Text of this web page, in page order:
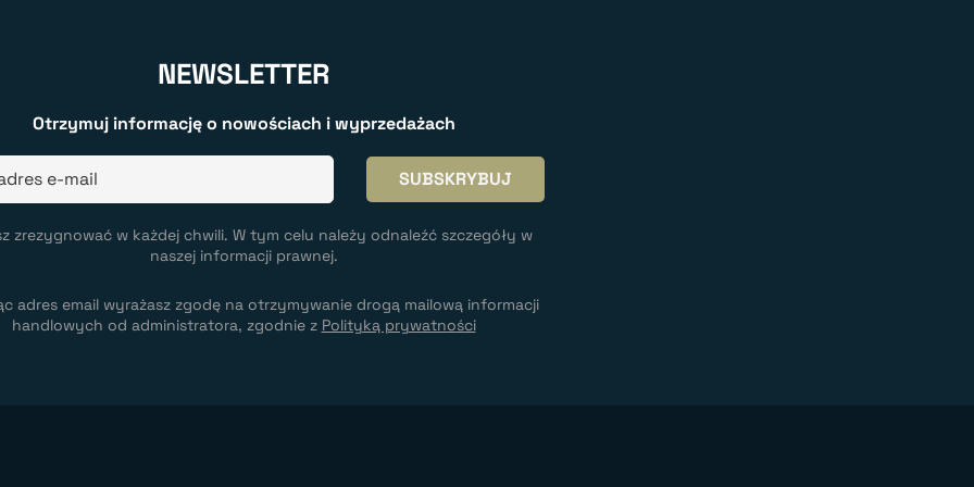
NEWSLETTER
Otrzymuj informację o nowościach i wyprzedażach
zrezygnować w każdej chwili. W tym celu należy odnaleźć szczegóły w
naszej informacji prawnej.
adres email wyrażasz zgodę na otrzymywanie drogą mailową informacji
handlowych od administratora, zgodnie z Polityką prywatności